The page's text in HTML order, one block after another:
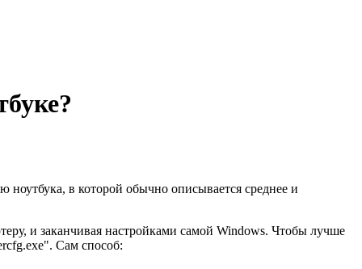
ноутбука, в которой обычно описывается среднее и
и заканчивая настройками самой Windows. Чтобы лучше
Сам способ: